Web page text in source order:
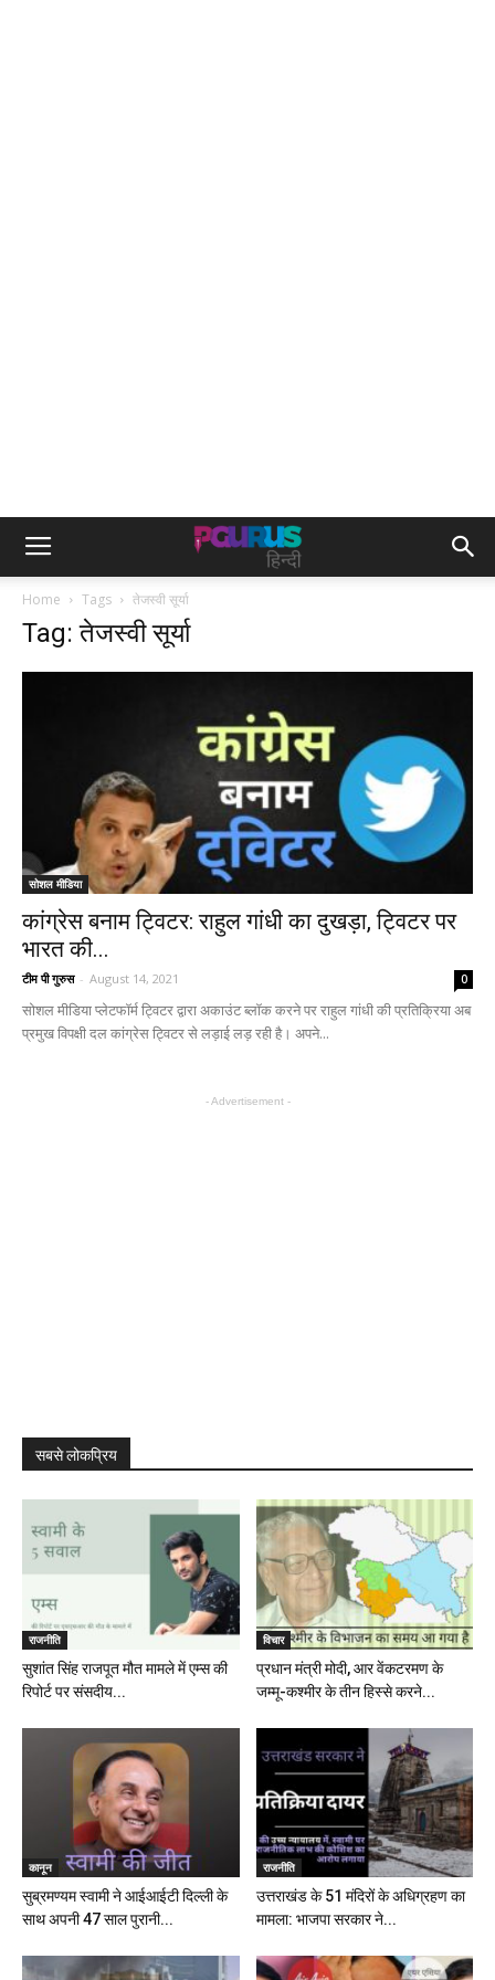
Home Tags तेजस्वी सूर्या
Tag: तेजस्वी सूर्या
सोशल मीडिया
कांग्रेस बनाम ट्विटर: राहुल गांधी का दुखड़ा, ट्विटर पर
भारत की...
टीम पी गुरुस - August 14, 2021 0
सोशल मीडिया प्लेटफॉर्म ट्विटर द्वारा अकाउंट ब्लॉक करने पर राहुल गांधी की प्रतिक्रिया अब
प्रमुख विपक्षी दल कांग्रेस ट्विटर से लड़ाई लड़ रही है। अपने...
- Advertisement -
सबसे लोकप्रिय
राजनीति
सुशांत सिंह राजपूत मौत मामले में एम्स की
रिपोर्ट पर संसदीय...
विचार
प्रधान मंत्री मोदी, आर वेंकटरमण के
जम्मू-कश्मीर के तीन हिस्से करने...
कानून
सुब्रमण्यम स्वामी ने आईआईटी दिल्ली के
साथ अपनी 47 साल पुरानी...
राजनीति
उत्तराखंड के 51 मंदिरों के अधिग्रहण का
मामला: भाजपा सरकार ने...